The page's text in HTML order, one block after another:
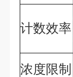
计数效率
浓度限制